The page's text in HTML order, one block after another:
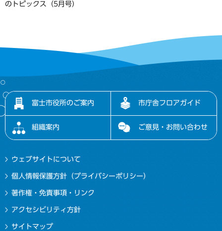
のトピックス（5月号）
富士市役所のご案内 市庁舎フロアガイド
組織案内 ご意見・お問い合わせ
ウェブサイトについて
個人情報保護方針（プライバシーポリシー）
著作権・免責事項・リンク
アクセシビリティ方針
サイトマップ